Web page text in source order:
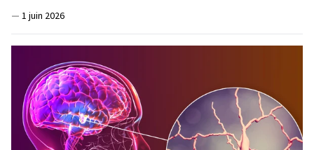
— 1 juin 2026